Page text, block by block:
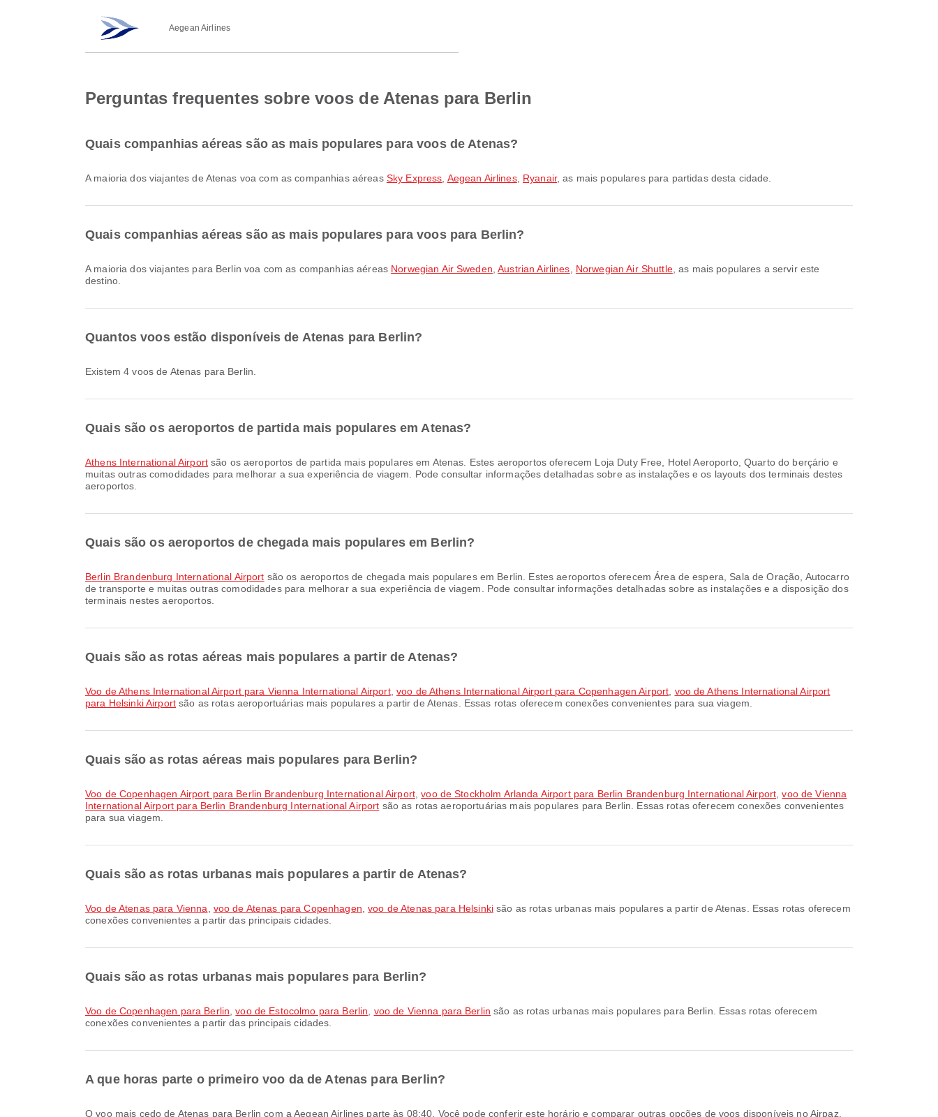
Aegean Airlines
Perguntas frequentes sobre voos de Atenas para Berlin
Quais companhias aéreas são as mais populares para voos de Atenas?
A maioria dos viajantes de Atenas voa com as companhias aéreas Sky Express Aegean Airlines, Ryanair, as mais populares para partidas desta cidade.
Quais companhias aéreas são as mais populares para voos para Berlin?
A maioria dos viajantes para Berlin voa com as companhias aéreas Norwegian Air Sweden ,Austrian Airlines Norwegian Air Shuttle, as mais populares a servir este
destino.
Quantos voos estão disponíveis de Atenas para Berlin?
Existem 4 voos de Atenas para Berlin.
Quais são os aeroportos de partida mais populares em Atenas?
Athens International Airportsão os aeroportos de partida mais populares em Atenas. Estes aeroportos oferecem Loja Duty Free, Hotel Aeroporto, Quarto do berçário e
muitas outras comodidades para melhorar a sua experiência de viagem. Pode consultar informações detalhadas sobre as instalações e os layouts dos terminais destes
aeroportos.
Quais são os aeroportos de chegada mais populares em Berlin?
Berlin Brandenburg International Airport são os aeroportos de chegada mais populares em Berlin. Estes aeroportos oferecem Área de espera, Sala de Oração, Autocarro
de transporte e muitas outras comodidades para melhorar a sua experiência de viagem. Pode consultar informações detalhadas sobre as instalações e a disposição dos
terminais nestes aeroportos.
Quais são as rotas aéreas mais populares a partir de Atenas?
voo de Athens International Airport para Vienna International Airport, voo de Athens International Airport para Copenhagen Airport voo de Athens International Airport
para Helsinki Airportsão as rotas aeroportuárias mais populares a partir de Atenas. Essas rotas oferecem conexões convenientes para sua viagem.
Quais são as rotas aéreas mais populares para Berlin?
voo de Copenhagen Airport para Berlin Brandenburg International Airport,voo de Stockholm Arlanda Airport para Berlin Brandenburg International Airport ,voo de Vienna
International Airport para Berlin Brandenburg International Airport são as rotas aeroportuárias mais populares para Berlin. Essas rotas oferecem conexões convenientes
para sua viagem.
Quais são as rotas urbanas mais populares a partir de Atenas?
voo de Atenas para Vienna voo de Atenas para Copenhagen ,voo de Atenas para Helsinkisão as rotas urbanas mais populares a partir de Atenas. Essas rotas oferecem
conexões convenientes a partir das principais cidades.
Quais são as rotas urbanas mais populares para Berlin?
voo de Copenhagen para Berlin ,voo de Estocolmo para Berlin voo de Vienna para Berlin são as rotas urbanas mais populares para Berlin. Essas rotas oferecem
conexões convenientes a partir das principais cidades.
A que horas parte o primeiro voo da de Atenas para Berlin?
O voo mais cedo de Atenas para Berlin com a Aegean Airlines parte às 08:40. Você pode conferir este horário e comparar outras opções de voos disponíveis no Airpaz.